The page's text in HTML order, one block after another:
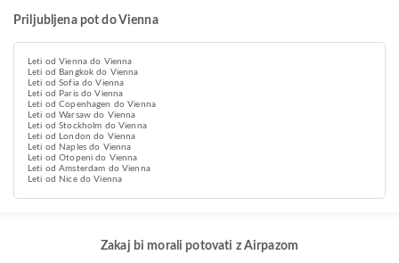
Priljubljena pot do Vienna
Leti od Vienna do Vienna
Leti od Bangkok do Vienna
Leti od Sofia do Vienna
Leti od Paris do Vienna
Leti od Copenhagen do Vienna
Leti od Warsaw do Vienna
Leti od Stockholm do Vienna
Leti od London do Vienna
Leti od Naples do Vienna
Leti od Otopeni do Vienna
Leti od Amsterdam do Vienna
Leti od Nice do Vienna
Zakaj bi morali potovati z Airpazom